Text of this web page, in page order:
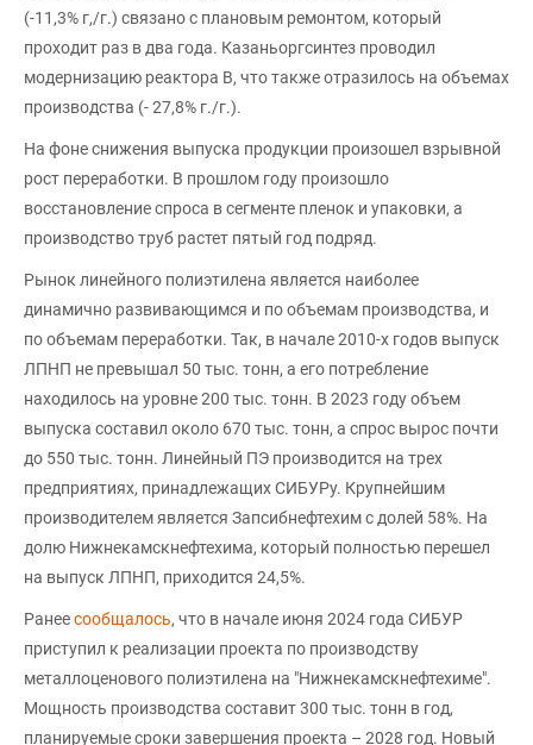
(-11,3% г,/г.) связано с плановым ремонтом, который
проходит раз в два года. Казаньоргсинтез проводил
модернизацию реактора В, что также отразилось на объемах
производства (- 27,8% г./г.).
На фоне снижения выпуска продукции произошел взрывной
рост переработки. В прошлом году произошло
восстановление спроса в сегменте пленок и упаковки, а
производство труб растет пятый год подряд.
Рынок линейного полиэтилена является наиболее
динамично развивающимся и по объемам производства, и
по объемам переработки. Так, в начале 2010-х годов выпуск
ЛПНП не превышал 50 тыс. тонн, а его потребление
находилось на уровне 200 тыс. тонн. В 2023 году объем
выпуска составил около 670 тыс. тонн, а спрос вырос почти
до 550 тыс. тонн. Линейный ПЭ производится на трех
предприятиях, принадлежащих СИБУРу. Крупнейшим
производителем является Запсибнефтехим с долей 58%. На
долю Нижнекамскнефтехима, который полностью перешел
на выпуск ЛПНП, приходится 24,5%.
Ранеесообщалось, что в начале июня 2024 года СИБУР
приступил к реализации проекта по производству
металлоценового полиэтилена на "Нижнекамскнефтехиме".
Мощность производства составит 300 тыс. тонн в год,
планируемые сроки завершения проекта – 2028 год. Новый